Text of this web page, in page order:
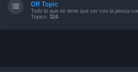
Off Topic
Todo lo que no tiene que ver con la pesca
Topics: 324